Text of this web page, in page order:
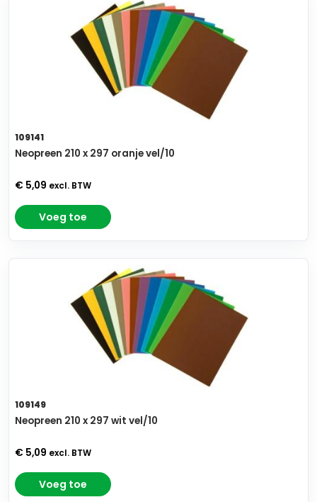
109141
Neopreen 210 x 297 oranje vel/10
€ 5,09 excl. BTW
Voeg toe
109149
Neopreen 210 x 297 wit vel/10
€ 5,09 excl. BTW
Voeg toe